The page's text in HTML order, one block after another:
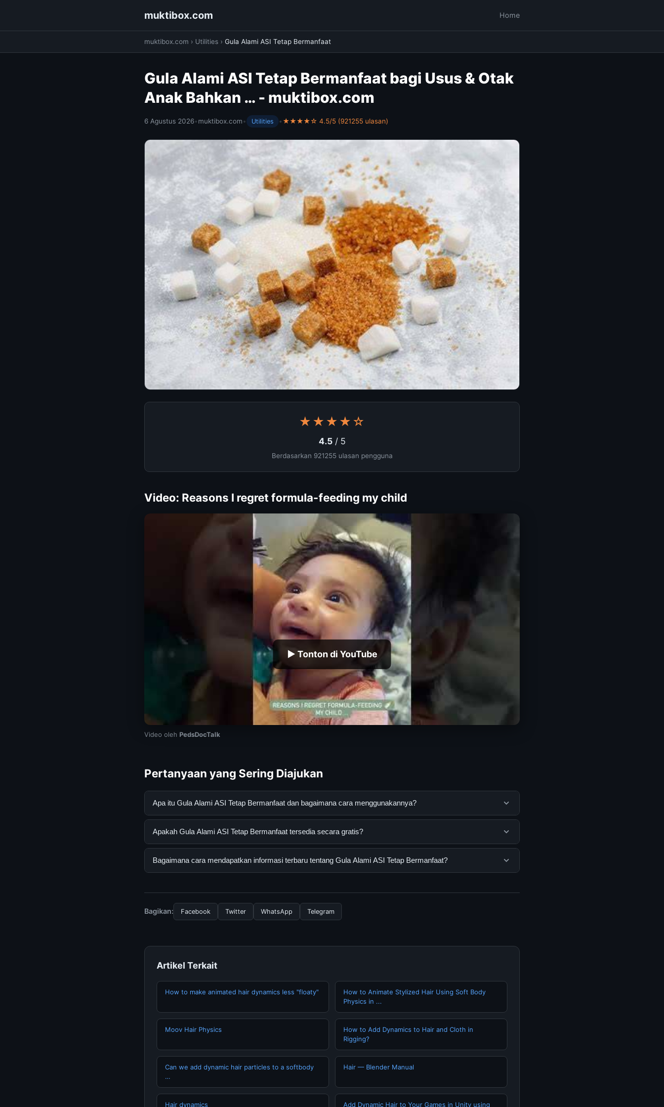
muktibox.com Home
muktibox.com › Utilities › Gula Alami ASI Tetap Bermanfaat
Gula Alami ASI Tetap Bermanfaat bagi Usus & Otak
Anak Bahkan … - muktibox.com
6 Agustus 2026•muktibox.com• Utilities •★★★★☆ 4.5/5 (921255 ulasan)
★★★★☆
4.5/ 5
Berdasarkan 921255 ulasan pengguna
Video: Reasons I regret formula-feeding my child
▶ Tonton di YouTube
Video oleh PedsDocTalk
Pertanyaan yang Sering Diajukan
Apa itu Gula Alami ASI Tetap Bermanfaat dan bagaimana cara menggunakannya?
Gula Alami ASI Tetap Bermanfaat adalah layanan digital yang dirancang untuk membantu pengguna
resmi dan mengikuti panduan yang tersedia.
Apakah Gula Alami ASI Tetap Bermanfaat tersedia secara gratis?
Ya, Gula Alami ASI Tetap Bermanfaat dapat diakses secara gratis oleh semua pengguna. Tidak ada biaya
Bagaimana cara mendapatkan informasi terbaru tentang Gula Alami ASI Tetap Bermanfaat?
terpercaya.
Bagikan: Facebook Twitter WhatsApp Telegram
Artikel Terkait
How to make animated hair dynamics less "floaty"
How to Animate Stylized Hair Using Soft Body
Physics in ...
Moov Hair Physics
How to Add Dynamics to Hair and Cloth in
Rigging?
Can we add dynamic hair particles to a softbody
…
Hair — Blender Manual
Hair dynamics Add Dynamic Hair to Your Games in Unity using